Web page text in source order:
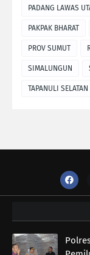
PADANG LAWAS
PAKPAK BHARAT
PROV SUMUT
SIMALUNGUN
TAPANULI SELATAN